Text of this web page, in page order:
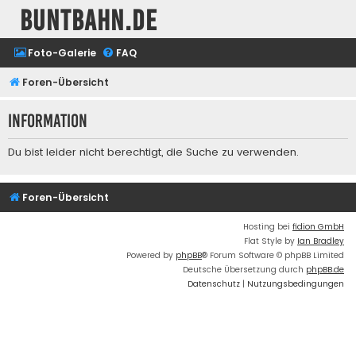
buntbahn.de
Foto-Galerie FAQ
Foren-Übersicht
Information
Du bist leider nicht berechtigt, die Suche zu verwenden.
Foren-Übersicht
Hosting bei fidion GmbH
Flat Style by Ian Bradley
Powered by phpBB® Forum Software © phpBB Limited
Deutsche Übersetzung durch phpBB.de
Datenschutz | Nutzungsbedingungen